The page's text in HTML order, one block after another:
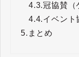
4.3.冠協賛（
4.4.イベント
5. まとめ